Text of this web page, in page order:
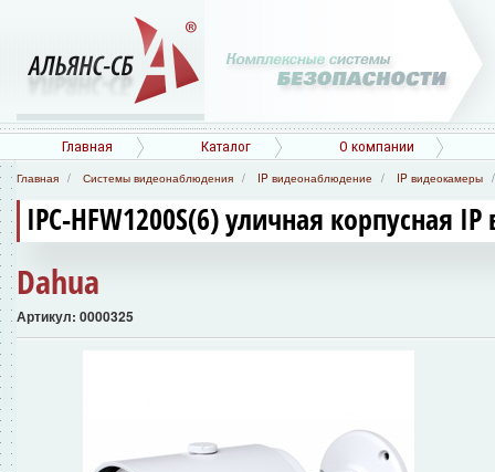
Главная Каталог О компании
Главная Системы видеонаблюдения IP видеонаблюдение IP видеокамеры
IPC-HFW1200S(6) уличная корпусная
Dahua
Артикул: 0000325